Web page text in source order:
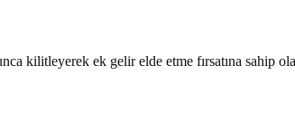
ek gelir elde etme fırsatına sahip